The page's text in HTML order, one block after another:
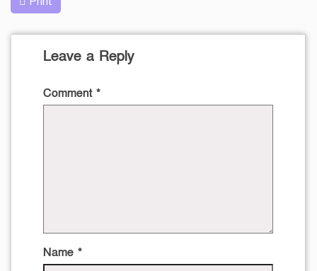
Leave a Reply
Comment *
Name *